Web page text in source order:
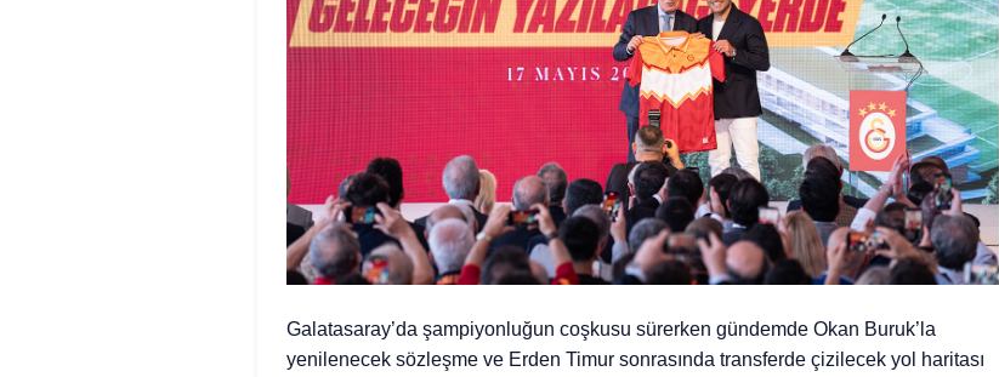
Galatasaray’da şampiyonluğun coşkusu sürerken gündemde Okan Buruk’la
yenilenecek sözleşme ve Erden Timur sonrasında transferde çizilecek yol haritası